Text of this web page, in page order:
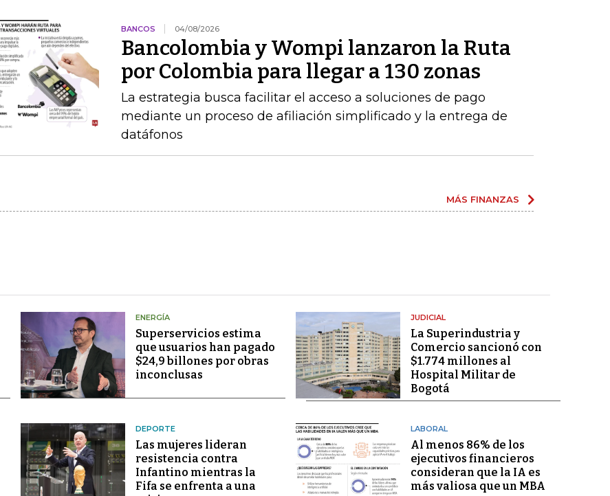
BANCOS 04/08/2026
Bancolombia y Wompi lanzaron la Ruta
por Colombia para llegar a 130 zonas
La estrategia busca facilitar el acceso a soluciones de pago
mediante un proceso de afiliación simplificado y la entrega de
datáfonos
MÁS FINANZAS
ENERGÍA
Superservicios estima
que usuarios han pagado
$24,9 billones por obras
inconclusas
JUDICIAL
La Superindustria y
Comercio sancionó con
$1.774 millones al
Hospital Militar de
Bogotá
DEPORTE
Las mujeres lideran
resistencia contra
Infantino mientras la
Fifa se enfrenta a una
LABORAL
Al menos 86% de los
ejecutivos financieros
consideran que la IA es
más valiosa que un MBA